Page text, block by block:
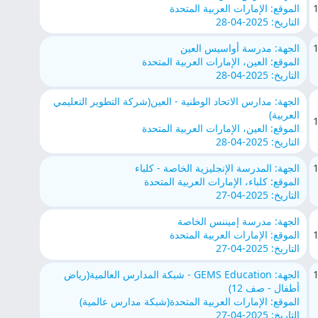
الموقع: الإمارات العربية المتحدة
التاريخ: 2025-04-28
الجهة: مدرسة أواسيس العين
الموقع: العين، الإمارات العربية المتحدة
التاريخ: 2025-04-28
الجهة: مدارس الاتحاد الوطنية - العين(شركة التطوير التعليمي
العربية)
الموقع: العين، الإمارات العربية المتحدة
التاريخ: 2025-04-28
الجهة: المدرسة الإنجليزية الخاصة - كلباء
الموقع: كلباء، الإمارات العربية المتحدة
التاريخ: 2025-04-27
الجهة: مدرسة إميننس الخاصة
الموقع: الإمارات العربية المتحدة
التاريخ: 2025-04-27
الجهة: GEMS Education - شبكة المدارس العالمية(رياض
أطفال - صف 12)
الموقع: الإمارات العربية المتحدة(شبكة مدارس عالمية)
التاريخ: 2025-04-27